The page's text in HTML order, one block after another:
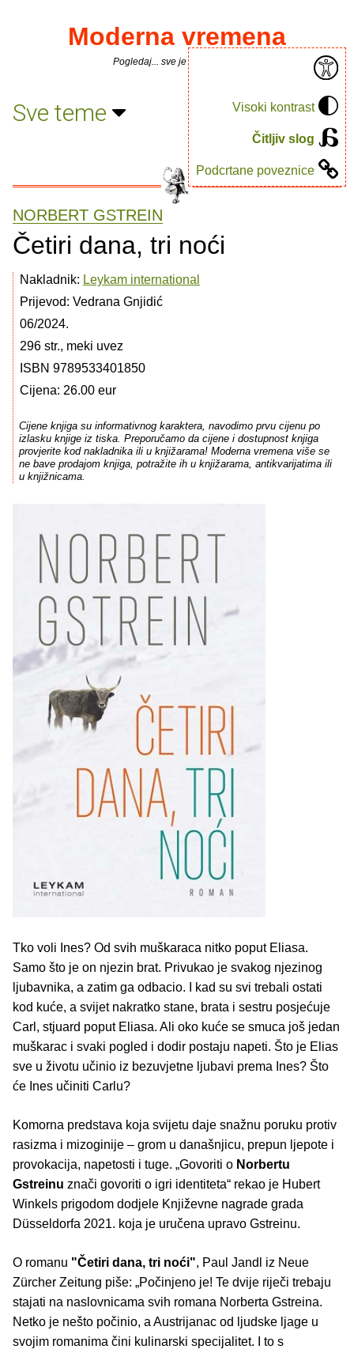
Visoki kontrast
Čitljiv slog
Podcrtane poveznice
Moderna vremena
Pogledaj... sve je puno knjiga.
Sve teme
NORBERT GSTREIN
Četiri dana, tri noći
Nakladnik: Leykam international
Prijevod: Vedrana Gnjidić
06/2024.
296 str., meki uvez
ISBN 9789533401850
Cijena: 26.00 eur
Cijene knjiga su informativnog karaktera, navodimo prvu cijenu po
izlasku knjige iz tiska. Preporučamo da cijene i dostupnost knjiga
provjerite kod nakladnika ili u knjižarama! Moderna vremena više se
ne bave prodajom knjiga, potražite ih u knjižarama, antikvarijatima ili
u knjižnicama.
Tko voli Ines? Od svih muškaraca nitko poput Eliasa.
Samo što je on njezin brat. Privukao je svakog njezinog
ljubavnika, a zatim ga odbacio. I kad su svi trebali ostati
kod kuće, a svijet nakratko stane, brata i sestru posjećuje
Carl, stjuard poput Eliasa. Ali oko kuće se smuca još jedan
muškarac i svaki pogled i dodir postaju napeti. Što je Elias
sve u životu učinio iz bezuvjetne ljubavi prema Ines? Što
će Ines učiniti Carlu?
Komorna predstava koja svijetu daje snažnu poruku protiv
rasizma i mizoginije – grom u današnjicu, prepun ljepote i
provokacija, napetosti i tuge. „Govoriti o Norbertu
Gstreinu znači govoriti o igri identiteta“ rekao je Hubert
Winkels prigodom dodjele Književne nagrade grada
Düsseldorfa 2021. koja je uručena upravo Gstreinu.
O romanu "Četiri dana, tri noći", Paul Jandl iz Neue
Zürcher Zeitung piše: „Počinjeno je! Te dvije riječi trebaju
stajati na naslovnicama svih romana Norberta Gstreina.
Netko je nešto počinio, a Austrijanac od ljudske ljage u
svojim romanima čini kulinarski specijalitet. I to s